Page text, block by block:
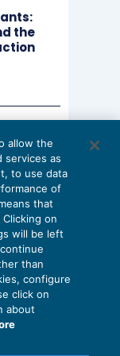
ultimi 24
non
di mero
essendosi
che
the
le
allow the
as
to use data
of
that
on
will be left
than
configure
click on
about